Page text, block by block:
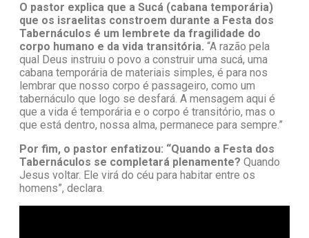
O pastor explica que a Sucá (cabana temporária)
que os israelitas constroem durante a Festa dos
Tabernáculos é um lembrete da fragilidade do
corpo humano e da vida transitória. “A razão pela
qual Deus instruiu o povo a construir uma sucá, uma
cabana temporária de materiais simples, é para nos
lembrar que nosso corpo é passageiro, como um
tabernáculo que logo se desfará. A mensagem aqui é
que a vida é temporária e o corpo é transitório, mas o
que está dentro, nossa alma, permanece para sempre.”
Por fim, o pastor enfatizou: “Quando a Festa dos
Tabernáculos se completará plenamente? Quando
Jesus voltar. Ele virá do céu para habitar entre os
homens”, declara.